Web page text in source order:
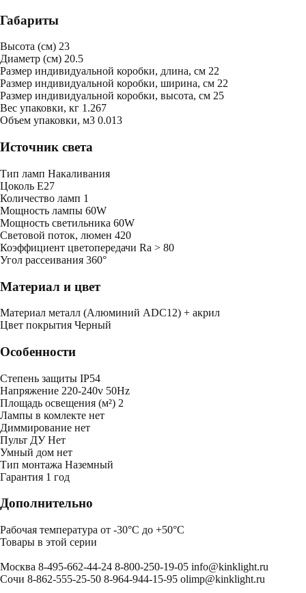
Габариты
Высота (см) 23
Диаметр (см) 20.5
Размер индивидуальной коробки, длина, см 22
Размер индивидуальной коробки, ширина, см 22
Размер индивидуальной коробки, высота, см 25
Bес упаковки, кг 1.267
Oбъем упаковки, м3 0.013
Источник света
Тип ламп Накаливания
Цоколь E27
Количество ламп 1
Мощность лампы 60W
Мощность светильника 60W
Световой поток, люмен 420
Коэффициент цветопередачи Ra > 80
Угол рассеивания 360°
Материал и цвет
Mатериал металл (Алюминий ADC12) + акрил
Цвет покрытия Черный
Особенности
Степень защиты IP54
Напряжение 220-240v 50Hz
Площадь освещения (м²) 2
Лампы в комлекте нет
Диммирование нет
Пульт ДУНет
Умный дом нет
Тип монтажа Наземный
Гарантия 1 год
Дополнительно
Рабочая температура от -30°С до +50°С
Товары в этой серии
Москва 8-495-662-44-24 8-800-250-19-05 info@kinklight.ru
Сочи 8-862-555-25-50 8-964-944-15-95 olimp@kinklight.ru